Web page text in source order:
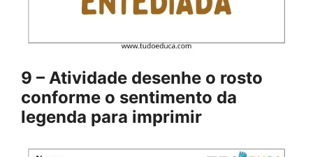
9 – Atividade desenhe o rosto
conforme o sentimento da
legenda para imprimir